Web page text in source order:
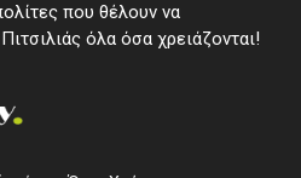
που θέλουν να
όλα όσα χρειάζονται!